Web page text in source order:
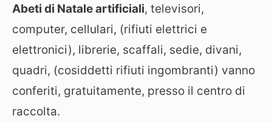
Abeti di Natale artificiali, televisori,
computer, cellulari, (rifiuti elettrici e
elettronici), librerie, scaffali, sedie, divani,
quadri, (cosiddetti rifiuti ingombranti) vanno
conferiti, gratuitamente, presso il centro di
raccolta.